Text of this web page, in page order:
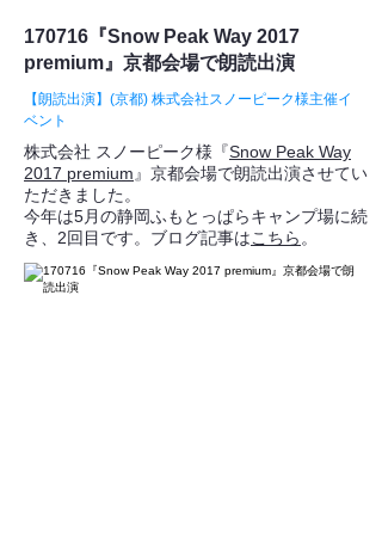
170716『Snow Peak Way 2017
premium』京都会場で朗読出演
【朗読出演】(京都) 株式会社スノーピーク様主催イ
ベント
株式会社 スノーピーク様『Snow Peak Way
2017 premium 』京都会場で朗読出演させてい
ただきました。
今年は5月の静岡ふもとっぱらキャンプ場に続
き、2回目です。ブログ記事はこちら 。